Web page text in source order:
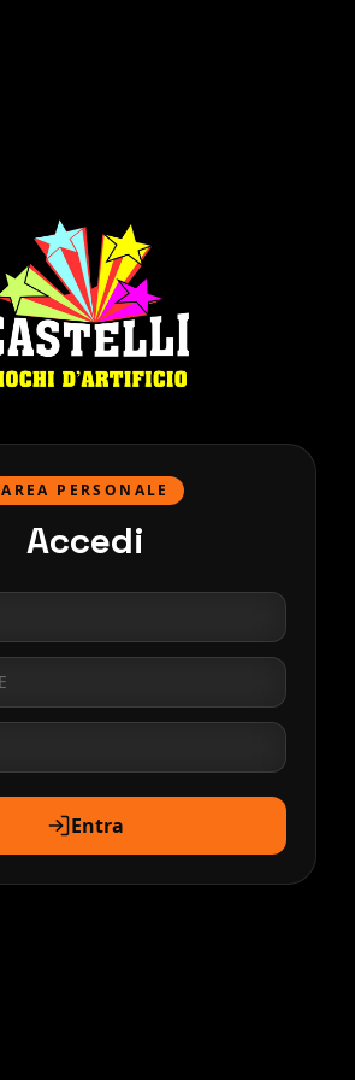
AREA PERSONALE
Accedi
Entra